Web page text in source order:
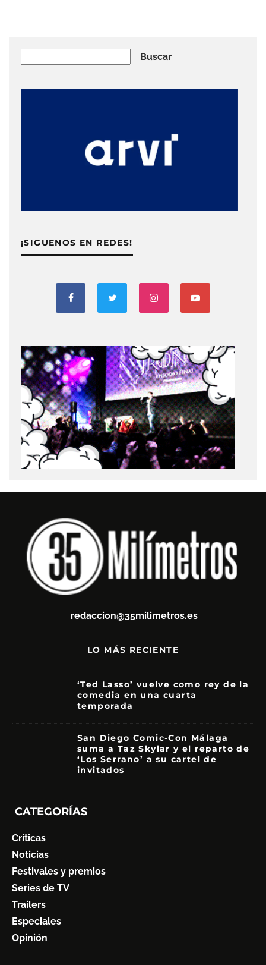
Buscar
¡SIGUENOS EN REDES!
redaccion@35milimetros.es
LO MÁS RECIENTE
‘Ted Lasso’ vuelve como rey de la
comedia en una cuarta
temporada
San Diego Comic-Con Málaga
suma a Taz Skylar y el reparto de
‘Los Serrano’ a su cartel de
invitados
CATEGORÍAS
Críticas
Noticias
Festivales y premios
Series de TV
Trailers
Especiales
Opinión